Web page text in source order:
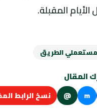
المقبلة.
الطريق
المقال
m
@ نسخ الرابط